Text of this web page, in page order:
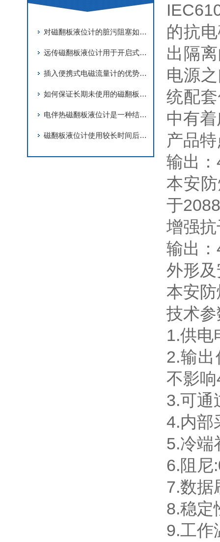
对磁翻板液位计的脏污阻塞如何进行正确的清洗
远传磁翻板液位计用于开启式或压力容器内的液体测量
插入便携式电磁流量计的优势是什么？
如何保证长期未使用的磁翻板液位计正常运行？
电伴热磁翻板液位计是一种结合了电伴热技术和磁性指示器的液位测量仪器
磁翻板液位计使用较长时间后正确地维护与保养很重要
的抗
出隔
电源
统配
中有
产品
输出
本安
于
增强
输出
外形
本安
技术
1.供电
2.输
不影
3.可通
4.内部
5.冷
6.阻尼
7.数据
8.稳定
9.工